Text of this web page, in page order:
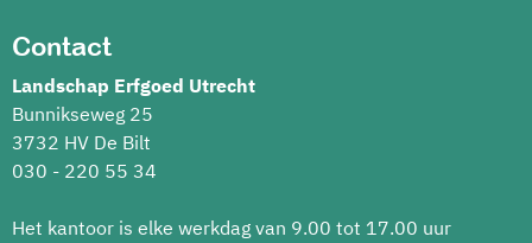
Contact
Landschap Erfgoed Utrecht
Bunnikseweg 25
3732 HV De Bilt
030 - 220 55 34
Het kantoor is elke werkdag van 9.00 tot 17.00 uur